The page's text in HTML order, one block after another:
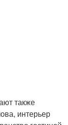
также
интерьер